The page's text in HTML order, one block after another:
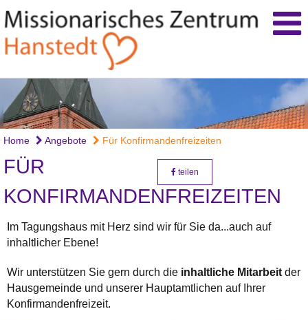
hbr
Home Angebote Für Konfirmandenfreizeiten
FÜR
KONFIRMANDENFREIZEITEN
teilen
Im Tagungshaus mit Herz sind wir für Sie da...auch auf
inhaltlicher Ebene!
Wir unterstützen Sie gern durch die inhaltliche Mitarbeit der
Hausgemeinde und unserer Hauptamtlichen auf Ihrer
Konfirmandenfreizeit.